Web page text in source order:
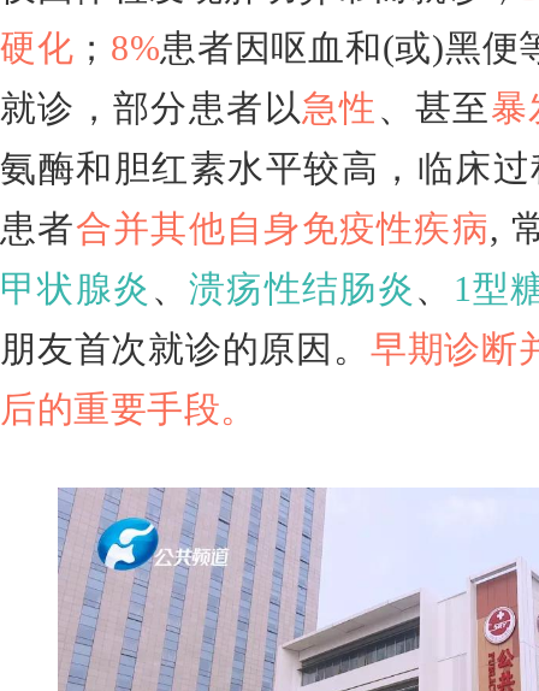
硬化 ； 8%患者因呕血和(或)黑便
就诊，部分患者以急性 、甚至暴
氨酶和胆红素水平较高，临床
患者合并其他自身免疫性疾病,
甲状腺炎 、 溃疡性结肠炎 、 1型
朋友首次就诊的原因。 早期诊断
后的重要手段。